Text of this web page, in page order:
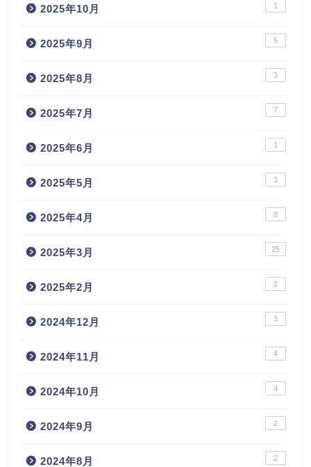
2025年10月 1
2025年9月 5
2025年8月 3
2025年7月 7
2025年6月 1
2025年5月 3
2025年4月 8
2025年3月 25
2025年2月 2
2024年12月 3
2024年11月 4
2024年10月 4
2024年9月 2
2024年8月 2